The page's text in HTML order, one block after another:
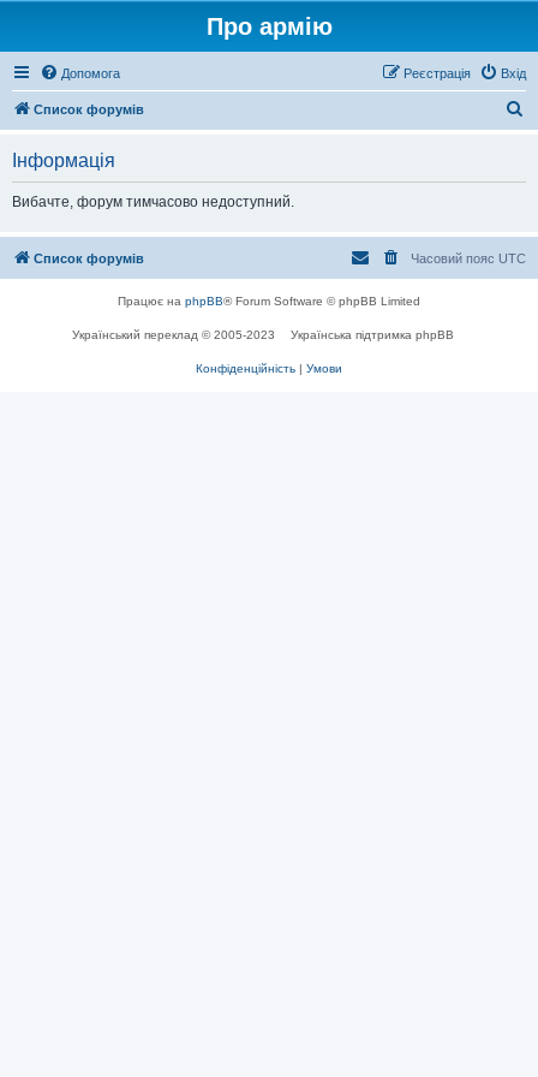
Про армію
Допомога Вхід
Реєстрація
Список форумів
Інформація
Вибачте, форум тимчасово недоступний.
Список форумів Часовий пояс UTC
Працює на phpBB® Forum Software © phpBB Limited
Український переклад © 2005-2023 Українська підтримка phpBB
Конфіденційність | Умови